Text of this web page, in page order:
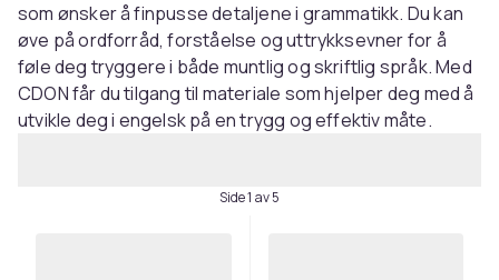
som ønsker å finpusse detaljene i grammatikk. Du kan
øve på ordforråd, forståelse og uttrykksevner for å
føle deg tryggere i både muntlig og skriftlig språk. Med
CDON får du tilgang til materiale som hjelper deg med å
utvikle deg i engelsk på en trygg og effektiv måte.
Side 1 av 5